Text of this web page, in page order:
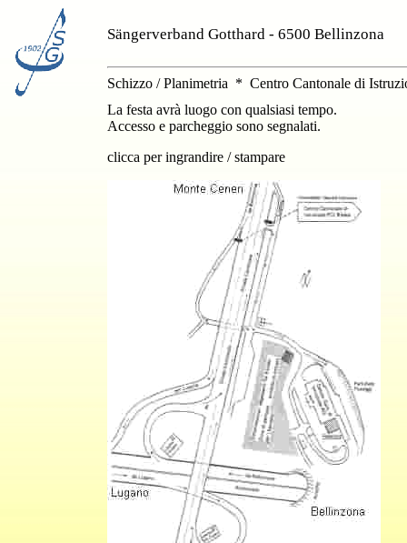
Sängerverband Gotthard - 6500 Bellinzona
Schizzo / Planimetria * Centro Cantonale di
La festa avrà luogo con qualsiasi tempo.
Accesso e parcheggio sono segnalati.
clicca per ingrandire / stampare